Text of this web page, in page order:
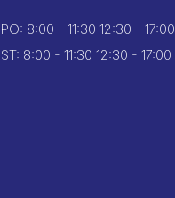
PO: 8:00 - 11:30 12:30 - 17:00
ST: 8:00 - 11:30 12:30 - 17:00